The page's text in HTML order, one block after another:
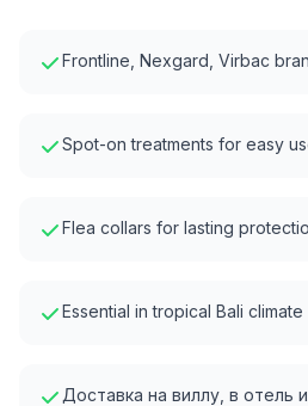
Frontline, Nexgard, Virbac
Spot-on treatments for easy
Flea collars for lasting
Essential in tropical Bali climate
Доставка на виллу, в отель